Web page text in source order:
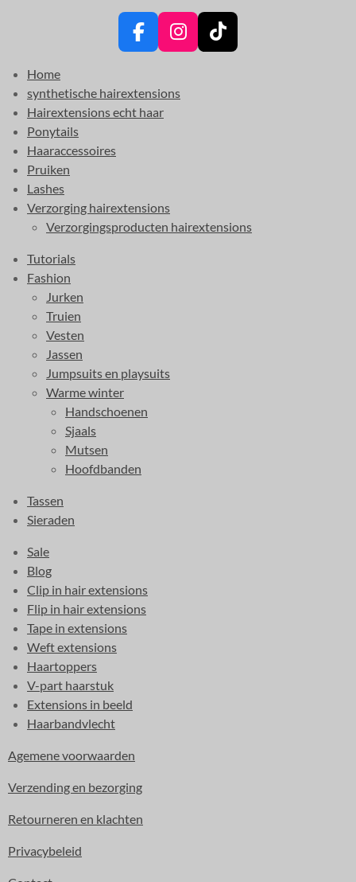
F
e
b
I
t
T
Home
synthetische hairextensions
Hairextensions echt haar
Ponytails
Haaraccessoires
Pruiken
Lashes
Verzorging hairextensions
Verzorgingsproducten hairextensions
Tutorials
Fashion
Jurken
Truien
Vesten
Jassen
Jumpsuits en playsuits
Warme winter
Handschoenen
Sjaals
Mutsen
Hoofdbanden
Tassen
Sieraden
Sale
Blog
Clip in hair extensions
Flip in hair extensions
Tape in extensions
Weft extensions
Haartoppers
V-part haarstuk
Extensions in beeld
Haarbandvlecht
Agemene voorwaarden
Verzending en bezorging
Retourneren en klachten
Privacybeleid